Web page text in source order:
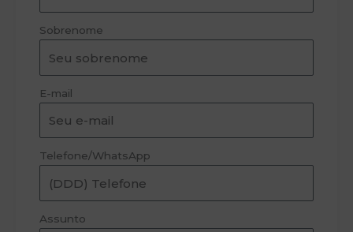
Sobrenome
E-mail
Telefone/WhatsApp
Assunto